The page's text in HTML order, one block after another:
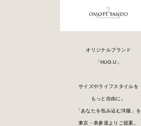
オリジナルブランド
「HUG.U」
サイズやライフスタイルを
もっと自由に。
「あなたを包み込む洋服」を
東京・表参道よりご提案。